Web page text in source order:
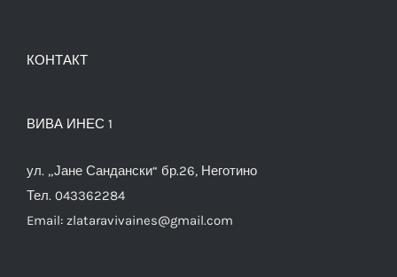
КОНТАКТ
ВИВА ИНЕС 1
ул. „Јане Сандански“ бр.26, Неготино
Тел. 043362284
Email: zlataravivaines@gmail.com